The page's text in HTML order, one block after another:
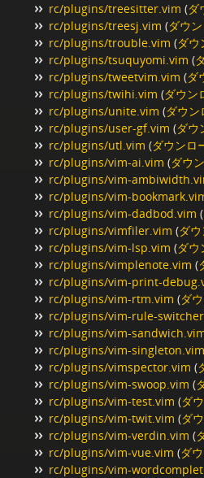
rc/plugins/treesitter.vim (ダ
rc/plugins/treesj.vim (ダウ
rc/plugins/trouble.vim (ダウ
rc/plugins/tsuquyomi.vim (
rc/plugins/tweetvim.vim (ダ
rc/plugins/twihi.vim (ダウン
rc/plugins/unite.vim (ダウン
rc/plugins/user-gf.vim (ダウ
rc/plugins/utl.vim (ダウンロ
rc/plugins/vim-ai.vim (ダウ
rc/plugins/vim-
rc/plugins/vim-
rc/plugins/vim-dadbod.vim (
rc/plugins/vimfiler.vim (ダ
rc/plugins/vim-lsp.vim (ダウ
rc/plugins/vimplenote.vim (
rc/plugins/vim-print-
rc/plugins/vim-rtm.vim (ダ
rc/plugins/vim-rule-
rc/plugins/vim-
rc/plugins/vim-singleton.vim
rc/plugins/vimspector.vim (
rc/plugins/vim-swoop.vim (
rc/plugins/vim-test.vim (ダ
rc/plugins/vim-twit.vim (ダ
rc/plugins/vim-verdin.vim (
rc/plugins/vim-vue.vim (ダ
rc/plugins/vim-